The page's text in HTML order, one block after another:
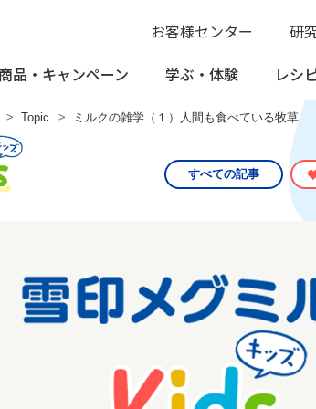
品・ キャンペーン 学ぶ・ 体験 レシ
お客様センター 研
Topic ミルクの雑学（１）人間も食べている牧草
すべての記事